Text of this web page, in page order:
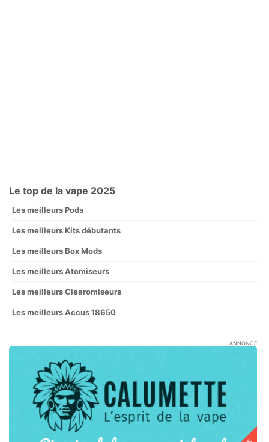
Le top de la vape 2025
Les meilleurs Pods
Les meilleurs Kits débutants
Les meilleurs Box Mods
Les meilleurs Atomiseurs
Les meilleurs Clearomiseurs
Les meilleurs Accus 18650
ANNONCE